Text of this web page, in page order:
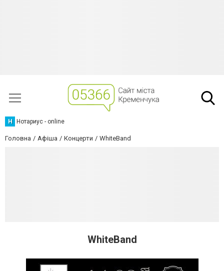
Н Нотариус - online
Головна Афіша Концерти WhiteBand
WhiteBand